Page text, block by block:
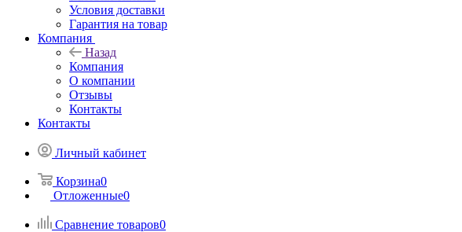
Условия доставки
Гарантия на товар
Компания
Назад
Компания
О компании
Отзывы
Контакты
Контакты
Личный кабинет
Корзина0
Отложенные0
Сравнение товаров0